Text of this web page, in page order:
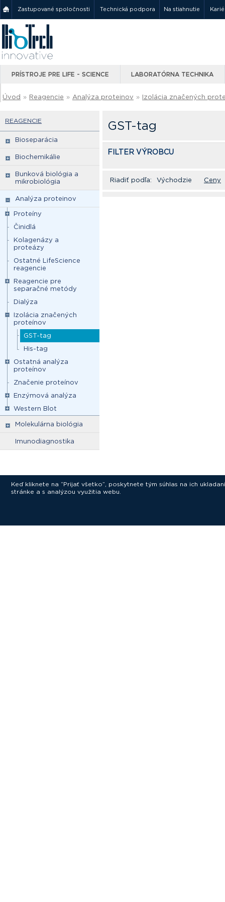
Zastupované spoločnosti Technická podpora Na stiahnutie
PRÍSTROJE PRE LIFE - SCIENCE LABORATÓRNA TECHNIKA
Úvod » Reagencie » Analýza proteinov » Izolácia značených
REAGENCIE
Bioseparácia
Biochemikálie
Bunková biológia a
mikrobiológia
Analýza proteinov
Proteíny
Činidlá
Kolagenázy a
proteázy
Ostatné LifeScience
reagencie
Reagencie pre
separačné metódy
Dialýza
Izolácia značených
proteínov
GST-tag
His-tag
Ostatná analýza
proteínov
Značenie proteínov
Enzýmová analýza
Western Blot
Molekulárna biológia
Imunodiagnostika
GST-tag
FILTER VÝROBCU
Riadiť podľa: Východzie Ceny
Keď kliknete na “Prijať všetko”, poskytnete tým súhlas na ich
stránke a s analýzou využitia webu.